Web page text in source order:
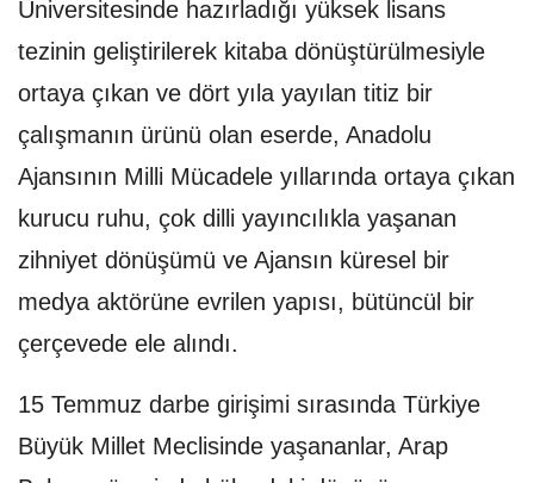
Üniversitesinde hazırladığı yüksek lisans
tezinin geliştirilerek kitaba dönüştürülmesiyle
ortaya çıkan ve dört yıla yayılan titiz bir
çalışmanın ürünü olan eserde, Anadolu
Ajansının Milli Mücadele yıllarında ortaya çıkan
kurucu ruhu, çok dilli yayıncılıkla yaşanan
zihniyet dönüşümü ve Ajansın küresel bir
medya aktörüne evrilen yapısı, bütüncül bir
çerçevede ele alındı.
15 Temmuz darbe girişimi sırasında Türkiye
Büyük Millet Meclisinde yaşananlar, Arap